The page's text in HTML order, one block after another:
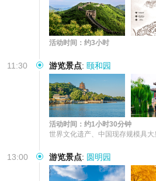
活动时间：约3小时
11:30 游览景点: 颐和园
活动时间：约1小时30分钟
世界文化遗产、中国现存规模具
13:00 游览景点: 圆明园